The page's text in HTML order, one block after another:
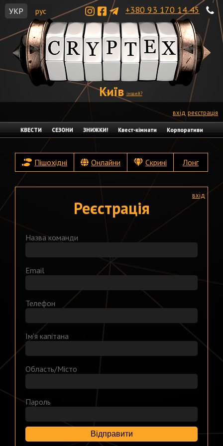
+380 93 170 14 45
Київ інший?
вхід реєстрація
КВЕСТИ СЕЗОНИ ЗНИЖКИ! Квест-кімнати Корпоративи
УКР рус
Пішохідні Онлайни Скрині Лонг
Реєстрація
Назва команди
Email
Телефон
Ім'я капітана
Область/Місто
Пароль
Відправити
вхід